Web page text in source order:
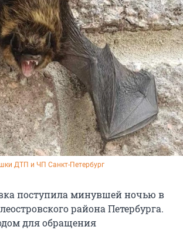
ДТП и ЧП Санкт-Петербург
поступила минувшей ночью в
района Петербурга.
для обращения